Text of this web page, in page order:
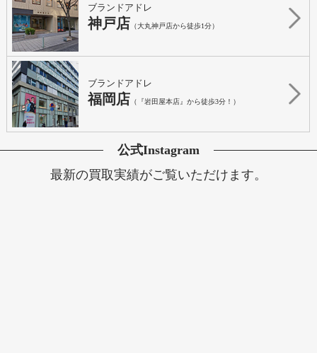
ブランドアドレ
神戸店 （大丸神戸店から徒歩1分）
ブランドアドレ
福岡店 （『岩田屋本店』から徒歩3分！）
公式Instagram
最新の買取実績がご覧いただけます。